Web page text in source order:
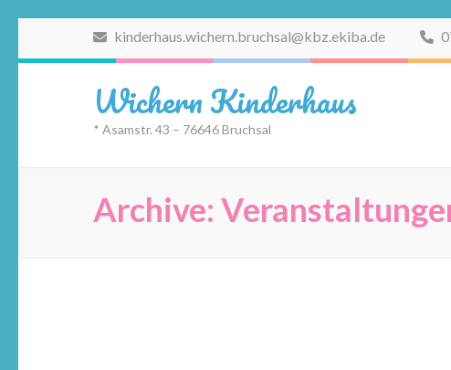
(Eingabetaste
kinderhaus.wichern.bruchsal@kbz.ekiba.de
Wichern Kinderhaus
* Asamstr. 43 – 76646 Bruchsal
Archive: